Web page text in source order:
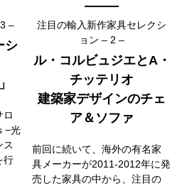
–
シ
ロ
−光
ス
行
注目の輸入新作家具セレクシ
ョン – 2 –
ル・コルビュジエとA・
チッテリオ
建築家デザインのチェ
ア＆ソファ
前回に続いて、海外の有名家
具メーカーが2011-2012年に発
売した家具の中から、注目の